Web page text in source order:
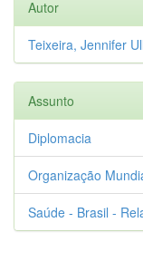
Autor
Teixeira, Jennifer
Assunto
Diplomacia
Organização
Saúde - Brasil -